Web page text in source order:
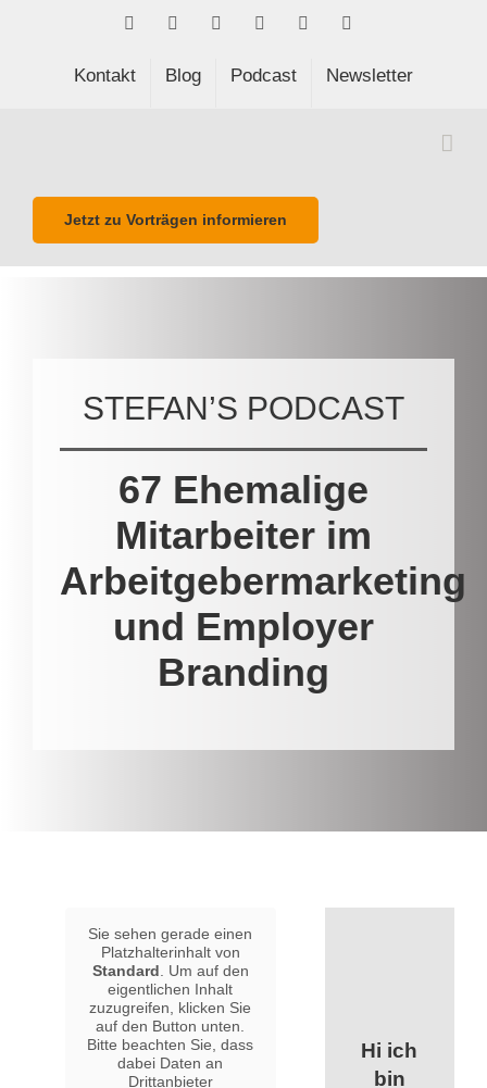
FacebookLinkedIn Spotify
Kontakt Blog Podcast Newsletter
Jetzt zu Vorträgen informieren
STEFAN’S PODCAST
67 Ehemalige
Mitarbeiter im
Arbeitgebermarketing
und Employer
Branding
Sie sehen gerade einen
Platzhalterinhalt von
Standard . Um auf den
eigentlichen Inhalt
zuzugreifen, klicken Sie
auf den Button unten.
Bitte beachten Sie, dass
dabei Daten an
Drittanbieter
Hi ich
bin